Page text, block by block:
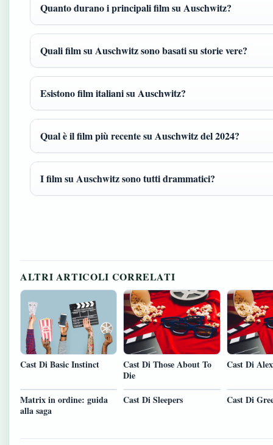
Quanto durano i principali film su Auschwitz?
Quali film su Auschwitz sono basati su storie vere?
Esistono film italiani su Auschwitz?
Qual è il film più recente su Auschwitz del 2024?
I film su Auschwitz sono tutti drammatici?
ALTRI ARTICOLI CORRELATI
Cast Di Basic Instinct
Cast Di Those About To
Die
Cast Di
Matrix in ordine: guida
alla saga
Cast Di Sleepers Cast Di